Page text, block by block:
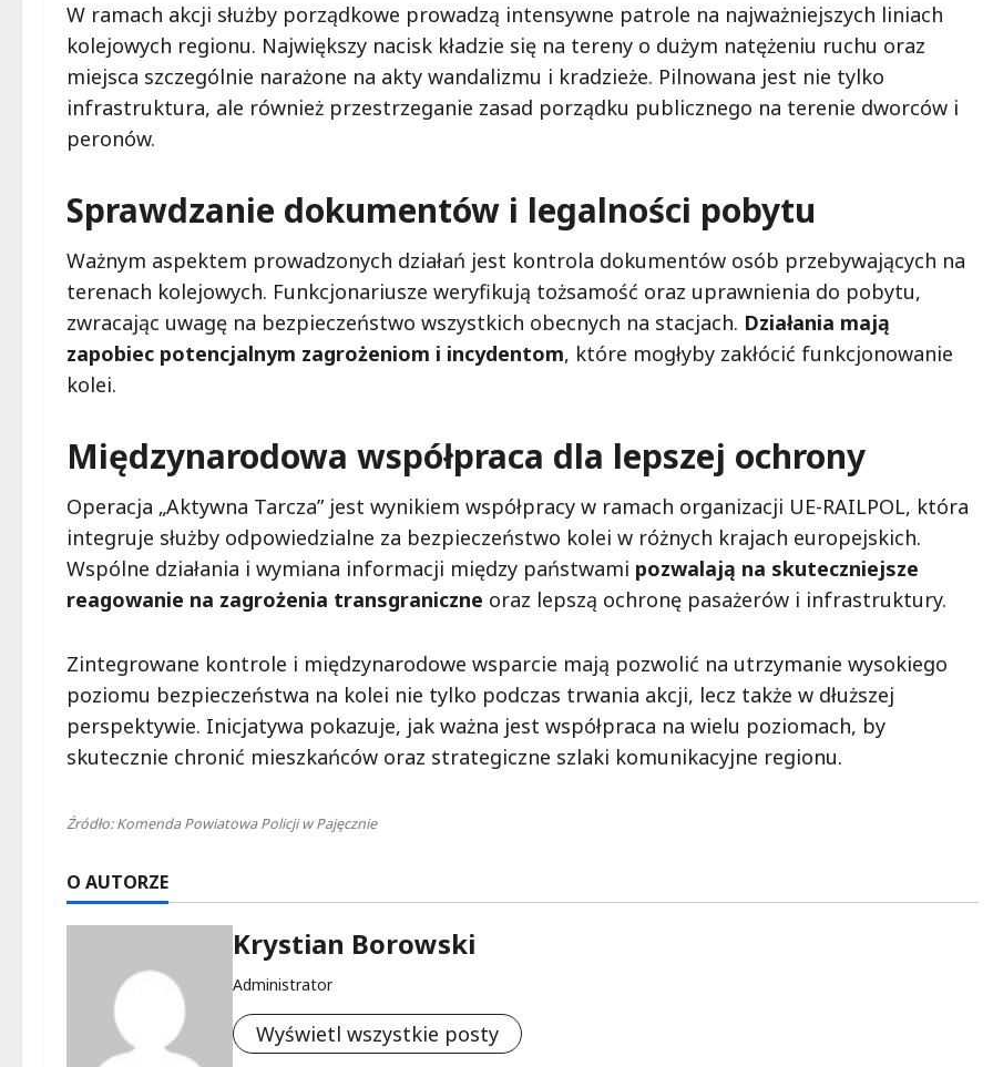
W ramach akcji służby porządkowe prowadzą intensywne patrole na najważniejszych liniach
kolejowych regionu. Największy nacisk kładzie się na tereny o dużym natężeniu ruchu oraz
miejsca szczególnie narażone na akty wandalizmu i kradzieże. Pilnowana jest nie tylko
infrastruktura, ale również przestrzeganie zasad porządku publicznego na terenie dworców i
peronów.
Sprawdzanie dokumentów i legalności pobytu
Ważnym aspektem prowadzonych działań jest kontrola dokumentów osób przebywających na
terenach kolejowych. Funkcjonariusze weryfikują tożsamość oraz uprawnienia do pobytu,
zwracając uwagę na bezpieczeństwo wszystkich obecnych na stacjach. Działania mają
zapobiec potencjalnym zagrożeniom i incydentom, które mogłyby zakłócić funkcjonowanie
kolei.
Międzynarodowa współpraca dla lepszej ochrony
Operacja „Aktywna Tarcza” jest wynikiem współpracy w ramach organizacji UE-RAILPOL, która
integruje służby odpowiedzialne za bezpieczeństwo kolei w różnych krajach europejskich.
Wspólne działania i wymiana informacji między państwami pozwalają na skuteczniejsze
reagowanie na zagrożenia transgraniczne oraz lepszą ochronę pasażerów i infrastruktury.
Zintegrowane kontrole i międzynarodowe wsparcie mają pozwolić na utrzymanie wysokiego
poziomu bezpieczeństwa na kolei nie tylko podczas trwania akcji, lecz także w dłuższej
perspektywie. Inicjatywa pokazuje, jak ważna jest współpraca na wielu poziomach, by
skutecznie chronić mieszkańców oraz strategiczne szlaki komunikacyjne regionu.
Źródło: Komenda Powiatowa Policji w Pajęcznie
O AUTORZE
Krystian Borowski
Administrator
Wyświetl wszystkie posty